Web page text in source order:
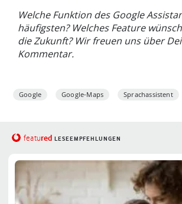
Welche Funktion des Google
häufigsten? Welches Feature
die Zukunft? Wir freuen uns über
Kommentar.
Google Google-Maps Sprachassistent
featured LESEEMPFEHLUNGEN